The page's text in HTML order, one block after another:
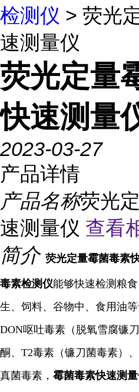
检测仪 > 荧光
速测量仪
荧光定量
快速测量
2023-03-27
产品详情
产品名称荧光
速测量仪 查看
简介 荧光定量霉菌毒素
毒素检测仪能够快速检测粮
生、饲料、谷物中、食用油等
DON呕吐毒素（脱氧雪腐镰
酮、T2毒素（镰刀菌毒素）
真菌毒素， 霉菌毒素快速测